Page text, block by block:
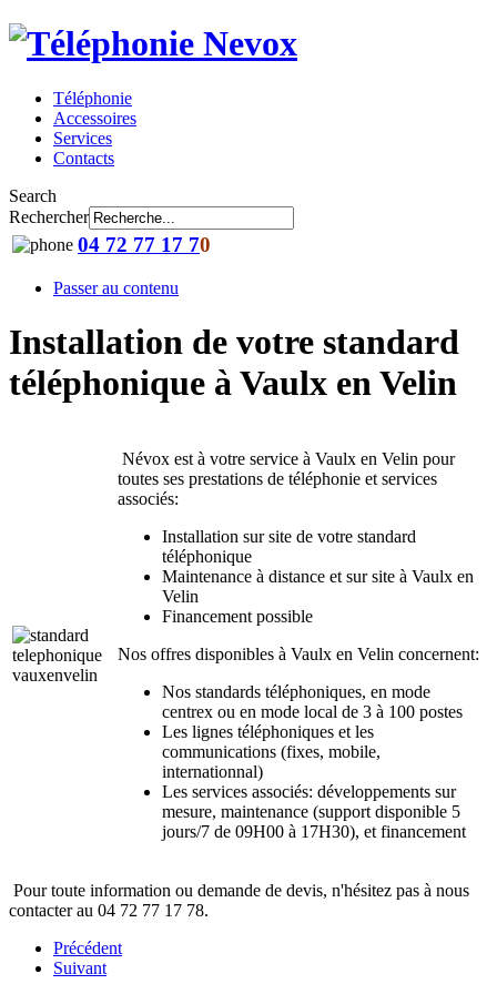
Téléphonie
Accessoires
Services
Contacts
Search
Rechercher
04 72 77 17 70
Passer au contenu
Installation de votre standard
téléphonique à Vaulx en Velin
Névox est à votre service à Vaulx en Velin pour
toutes ses prestations de téléphonie et services
associés:
Installation sur site de votre standard
téléphonique
Maintenance à distance et sur site à Vaulx en
Velin
Financement possible
Nos offres disponibles à Vaulx en Velin concernent:
Nos standards téléphoniques, en mode
centrex ou en mode local de 3 à 100 postes
Les lignes téléphoniques et les
communications (fixes, mobile,
internationnal)
Les services associés: développements sur
mesure, maintenance (support disponible 5
jours/7 de 09H00 à 17H30), et financement
Pour toute information ou demande de devis, n'hésitez pas à nous
contacter au 04 72 77 17 78.
Précédent
Suivant